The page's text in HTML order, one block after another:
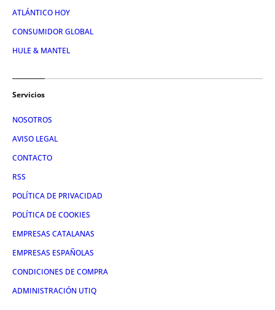
ATLÁNTICO HOY
CONSUMIDOR GLOBAL
HULE & MANTEL
Servicios
NOSOTROS
AVISO LEGAL
CONTACTO
RSS
POLÍTICA DE PRIVACIDAD
POLÍTICA DE COOKIES
EMPRESAS CATALANAS
EMPRESAS ESPAÑOLAS
CONDICIONES DE COMPRA
ADMINISTRACIÓN UTIQ